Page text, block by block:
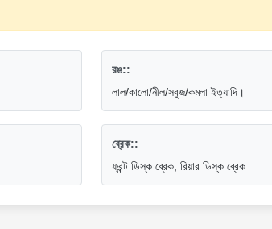
রঙ::
লাল/কালো/নীল/সবুজ/কমলা ইত্যাদি।
ব্রেক::
ফ্রন্ট ডিস্ক ব্রেক, রিয়ার ডিস্ক ব্রেক